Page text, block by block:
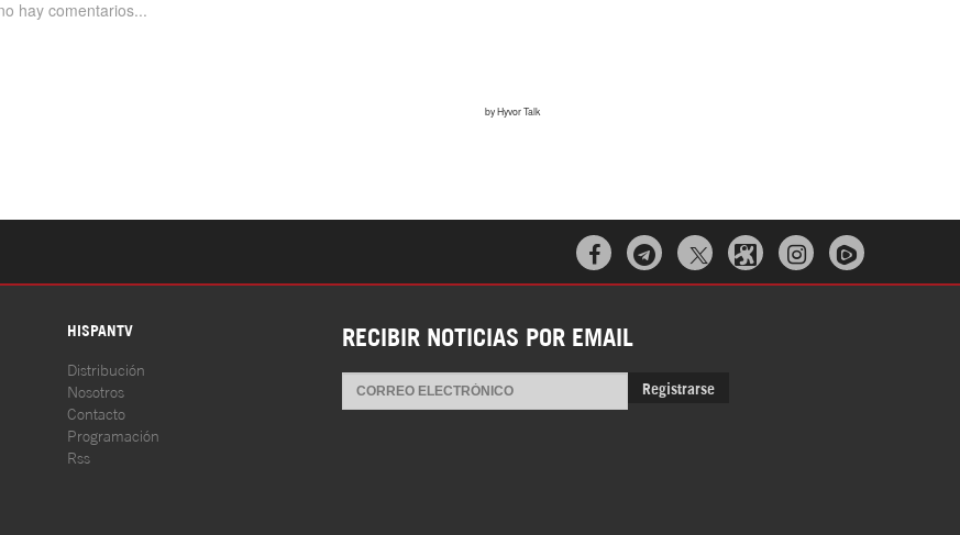
  
HISPANTV
Distribución
Nosotros
Contacto
Programación
Rss
RECIBIR NOTICIAS POR EMAIL
Registrarse